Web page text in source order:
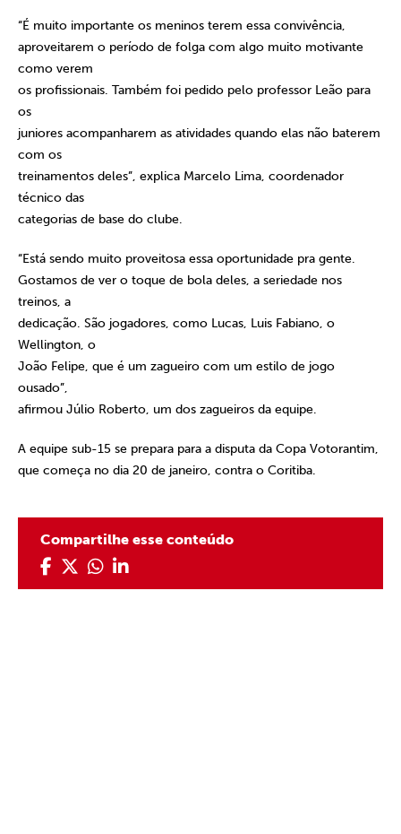
“É muito importante os meninos terem essa convivência,
aproveitarem o período de folga com algo muito motivante
como verem
os profissionais. Também foi pedido pelo professor Leão para
os
juniores acompanharem as atividades quando elas não baterem
com os
treinamentos deles”, explica Marcelo Lima, coordenador
técnico das
categorias de base do clube.
“Está sendo muito proveitosa essa oportunidade pra gente.
Gostamos de ver o toque de bola deles, a seriedade nos
treinos, a
dedicação. São jogadores, como Lucas, Luis Fabiano, o
Wellington, o
João Felipe, que é um zagueiro com um estilo de jogo
ousado”,
afirmou Júlio Roberto, um dos zagueiros da equipe.
A equipe sub-15 se prepara para a disputa da Copa Votorantim,
que começa no dia 20 de janeiro, contra o Coritiba.
Compartilhe esse conteúdo